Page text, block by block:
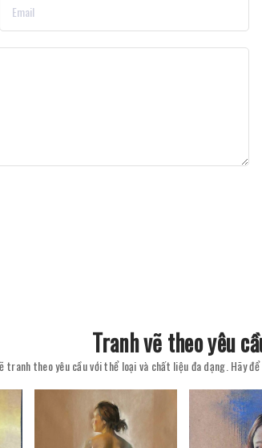
Tranh vẽ theo yêu
tranh theo yêu cầu với thể loại và chất liệu đa dạng. Hãy